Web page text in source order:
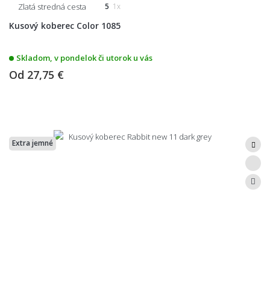
Zlatá stredná cesta 5 1x
Kusový koberec Color 1085
Skladom, v pondelok či utorok u vás
Od 27,75 €
Extra jemné